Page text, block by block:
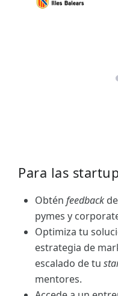
Para las
Obtén feedback
pymes y
Optimiza tu
estrategia de
escalado de tu
mentores.